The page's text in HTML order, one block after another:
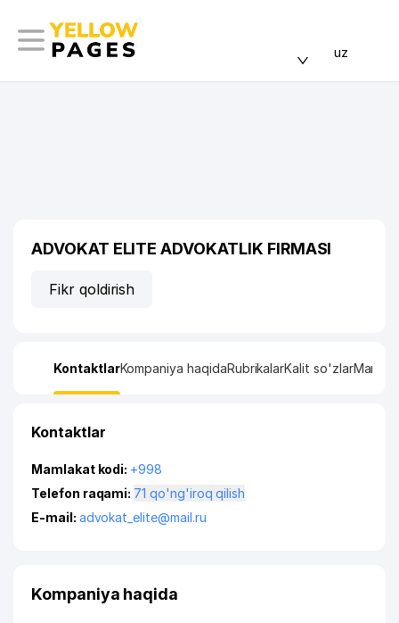
uz
ADVOKAT ELITE ADVOKATLIK FIRMASI
Fikr qoldirish
KontaktlarKompaniya haqidaRubrikalarKalit so'zlarManzil
Kontaktlar
Mamlakat kodi: +998
Telefon raqami:
71 qo'ng'iroq qilish
E-mail: advokat_elite@mail.ru
Kompaniya haqida